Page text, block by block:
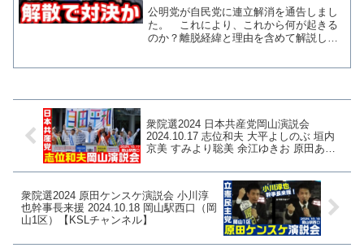
総選挙で逆転か【KSLチャンネ
ル】
公明党が自民党に連立解消を通告しまし
た。 これにより、これから何が起きる
のか？離脱経緯と理由を含めて解説した
衆院選2024 日本共産党岡山演説会
2024.10.17 志位和夫 大平よしのぶ 垣内
京美 すみより聡美 余江ゆきお 原田あき
衆院選2024 原田ケンスケ演説会 小川淳
也幹事長来援 2024.10.18 岡山駅西口（岡
山1区）【KSLチャンネル】